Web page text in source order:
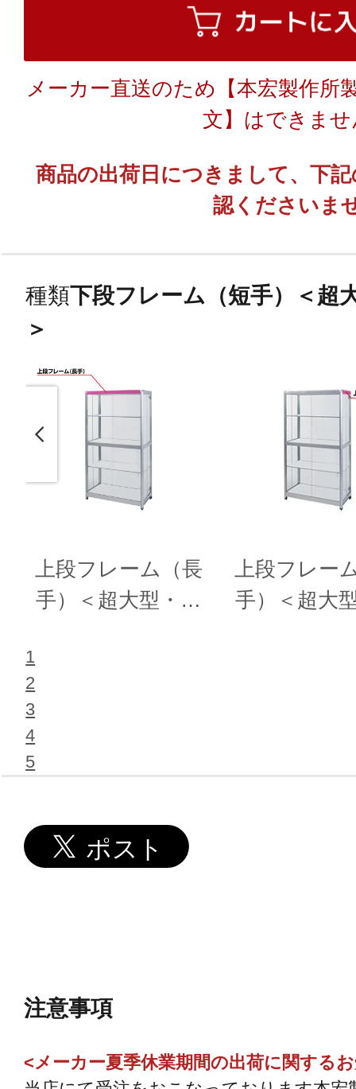
メーカー直送のため【本宏製作所
文】はできませ
商品の出荷日につきまして、下
認くださいま
種類下段フレーム（短手）＜超
＞
上段フレーム（長
手）＜超大型・大
上段フレー
手）＜超大
1
2
3
4
5
注意事項
<メーカー夏季休業期間の出荷に関する